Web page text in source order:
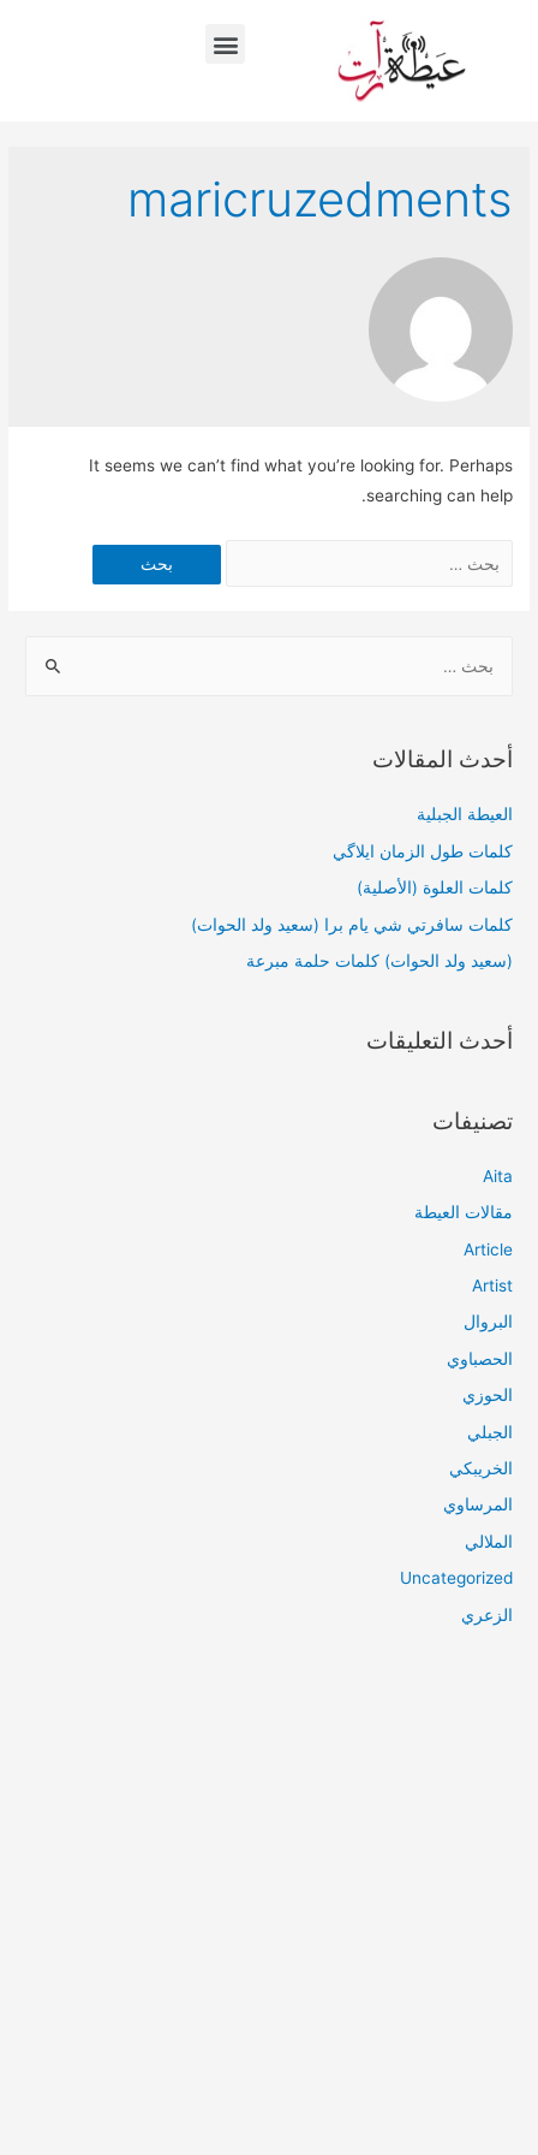
maricruzedments
It seems we can’t find what you’re looking for. Perhaps
searching can help.
أحدث المقالات
العيطة الجبلية
كلمات طول الزمان ايلاگي
كلمات العلوة (الأصلية)
كلمات سافرتي شي يام برا (سعيد ولد الحوات)
(سعيد ولد الحوات) كلمات حلمة مبرعة
أحدث التعليقات
تصنيفات
Aita
مقالات العيطة
Article
Artist
البروال
الحصباوي
الحوزي
الجبلي
الخريبكي
المرساوي
الملالي
Uncategorized
الزعري